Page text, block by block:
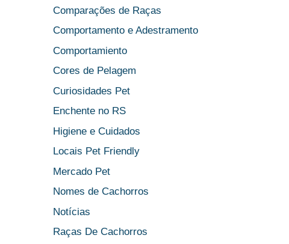
Comparações de Raças
Comportamento e Adestramento
Comportamiento
Cores de Pelagem
Curiosidades Pet
Enchente no RS
Higiene e Cuidados
Locais Pet Friendly
Mercado Pet
Nomes de Cachorros
Notícias
Raças De Cachorros